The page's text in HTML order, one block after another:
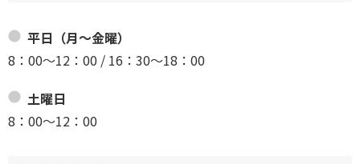
平日（月～金曜）
8：00～12：00 / 16：30～18：00
土曜日
8：00～12：00